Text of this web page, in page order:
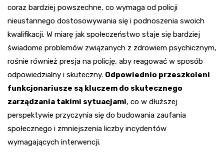
coraz bardziej powszechne, co wymaga od policji
nieustannego dostosowywania się i podnoszenia swoich
kwalifikacji. W miarę jak społeczeństwo staje się bardziej
świadome problemów związanych z zdrowiem psychicznym,
rośnie również presja na policję, aby reagować w sposób
odpowiedzialny i skuteczny. Odpowiednio przeszkoleni
funkcjonariusze są kluczem do skutecznego
zarządzania takimi sytuacjami, co w dłuższej
perspektywie przyczynia się do budowania zaufania
społecznego i zmniejszenia liczby incydentów
wymagających interwencji.